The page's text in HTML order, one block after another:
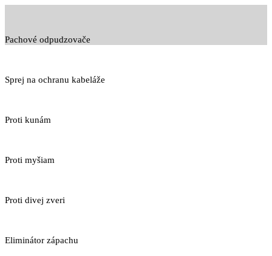
Pachové odpudzovače
Sprej na ochranu kabeláže
Proti kunám
Proti myšiam
Proti divej zveri
Eliminátor zápachu